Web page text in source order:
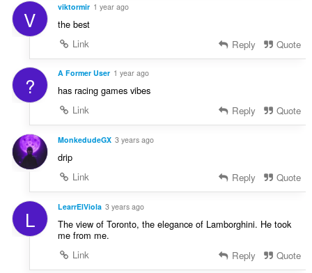
V viktormir 1 year ago
the best
Link
Reply Quote
? A Former User 1 year ago
has racing games vibes
Link
Reply Quote
MonkedudeGX 3 years ago
drip
Link
Reply Quote
L LearrElViola 3 years ago
The view of Toronto, the elegance of Lamborghini. He took
me from me.
Link
Reply Quote